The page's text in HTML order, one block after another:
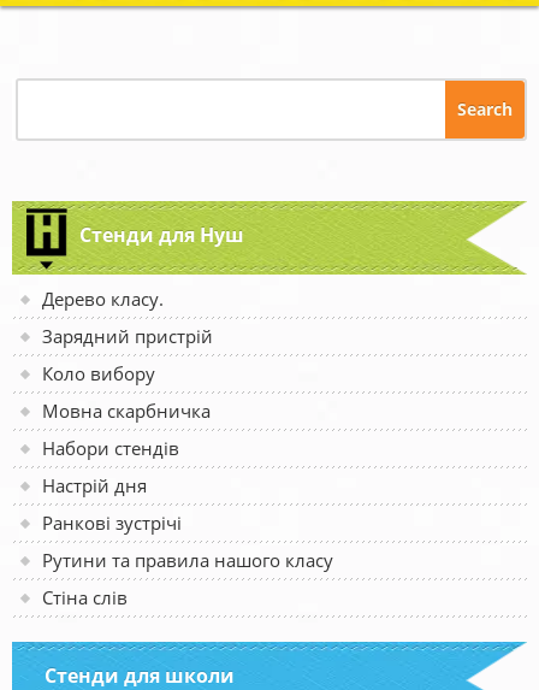
Стенди для Нуш
Дерево класу.
Зарядний пристрій
Коло вибору
Мовна скарбничка
Набори стендів
Настрій дня
Ранкові зустрічі
Рутини та правила нашого класу
Стіна слів
Стенди для школи